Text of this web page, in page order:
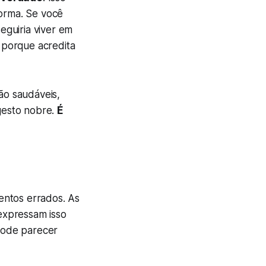
Se você
viver em
acredita
saudáveis,
nobre. É
errados. As
isso
parecer